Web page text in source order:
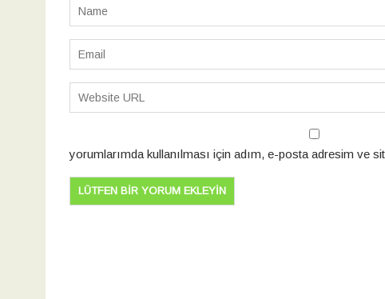
yorumlarımda kullanılması için adım, e-posta adresim ve